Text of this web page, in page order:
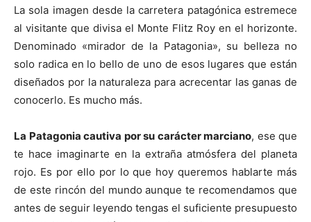
La sola imagen desde la carretera patagónica estremece
al visitante que divisa el Monte Flitz Roy en el horizonte.
Denominado «mirador de la Patagonia», su belleza no
solo radica en lo bello de uno de esos lugares que están
diseñados por la naturaleza para acrecentar las ganas de
conocerlo. Es mucho más.
La Patagonia cautiva por su carácter marciano, ese que
te hace imaginarte en la extraña atmósfera del planeta
rojo. Es por ello por lo que hoy queremos hablarte más
de este rincón del mundo aunque te recomendamos que
antes de seguir leyendo tengas el suficiente presupuesto